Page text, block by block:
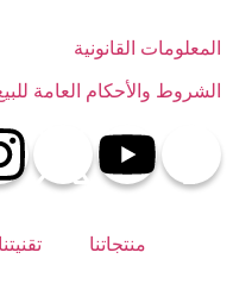
المعلومات القانونية
الشروط والأحكام العامة للبيع
منتجاتنا تقنيتنا